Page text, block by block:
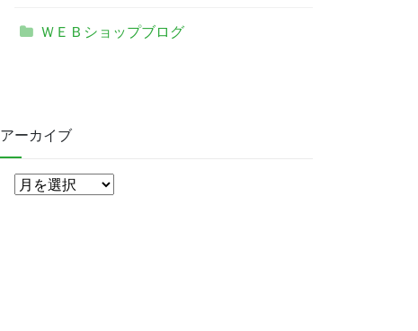
ＷＥＢショップブログ
アーカイブ
ア